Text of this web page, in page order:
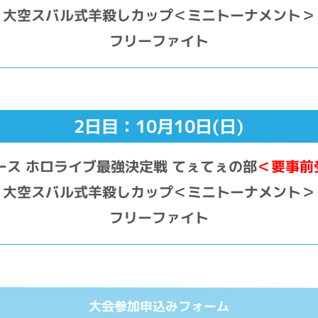
大空スバル式羊殺しカップ＜ミニトーナメント＞
フリーファイト
2日目：10月10日(日)
ス ホロライブ最強決定戦 てぇてぇの部＜要事
大空スバル式羊殺しカップ＜ミニトーナメント＞
フリーファイト
大会参加申込みフォーム